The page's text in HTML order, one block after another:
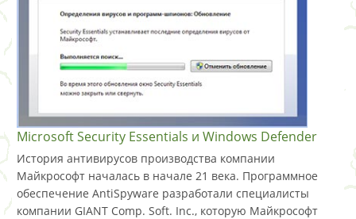
Microsoft Security Essentials и Windows Defender
История антивирусов производства компании
Майкрософт началась в начале 21 века. Программное
обеспечение AntiSpyware разработали специалисты
компании GIANT Comp. Soft. Inc., которую Майкрософт